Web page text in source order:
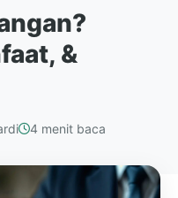
&
4 menit baca